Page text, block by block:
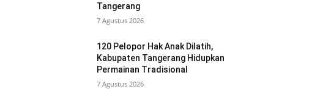
Tangerang
7 Agustus 2026
120 Pelopor Hak Anak Dilatih,
Kabupaten Tangerang Hidupkan
Permainan Tradisional
7 Agustus 2026